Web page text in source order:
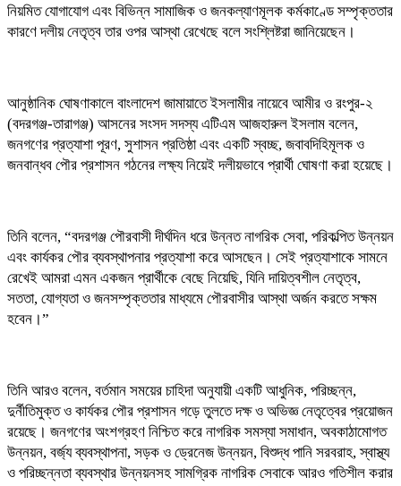
নিয়মিত যোগাযোগ এবং বিভিন্ন সামাজিক ও জনকল্যাণমূলক কর্মকাণ্ডে সম্পৃক্ততার
কারণে দলীয় নেতৃত্ব তার ওপর আস্থা রেখেছে বলে সংশ্লিষ্টরা জানিয়েছেন।
আনুষ্ঠানিক ঘোষণাকালে বাংলাদেশ জামায়াতে ইসলামীর নায়েবে আমীর ও রংপুর-২
(বদরগঞ্জ-তারাগঞ্জ) আসনের সংসদ সদস্য এটিএম আজহারুল ইসলাম বলেন,
জনগণের প্রত্যাশা পূরণ, সুশাসন প্রতিষ্ঠা এবং একটি স্বচ্ছ, জবাবদিহিমূলক ও
জনবান্ধব পৌর প্রশাসন গঠনের লক্ষ্য নিয়েই দলীয়ভাবে প্রার্থী ঘোষণা করা হয়েছে।
তিনি বলেন, “বদরগঞ্জ পৌরবাসী দীর্ঘদিন ধরে উন্নত নাগরিক সেবা, পরিকল্পিত উন্নয়ন
এবং কার্যকর পৌর ব্যবস্থাপনার প্রত্যাশা করে আসছেন। সেই প্রত্যাশাকে সামনে
রেখেই আমরা এমন একজন প্রার্থীকে বেছে নিয়েছি, যিনি দায়িত্বশীল নেতৃত্ব,
সততা, যোগ্যতা ও জনসম্পৃক্ততার মাধ্যমে পৌরবাসীর আস্থা অর্জন করতে সক্ষম
হবেন।”
তিনি আরও বলেন, বর্তমান সময়ের চাহিদা অনুযায়ী একটি আধুনিক, পরিচ্ছন্ন,
দুর্নীতিমুক্ত ও কার্যকর পৌর প্রশাসন গড়ে তুলতে দক্ষ ও অভিজ্ঞ নেতৃত্বের প্রয়োজন
রয়েছে। জনগণের অংশগ্রহণ নিশ্চিত করে নাগরিক সমস্যা সমাধান, অবকাঠামোগত
উন্নয়ন, বর্জ্য ব্যবস্থাপনা, সড়ক ও ড্রেনেজ উন্নয়ন, বিশুদ্ধ পানি সরবরাহ, স্বাস্থ্য
ও পরিচ্ছন্নতা ব্যবস্থার উন্নয়নসহ সামগ্রিক নাগরিক সেবাকে আরও গতিশীল করার